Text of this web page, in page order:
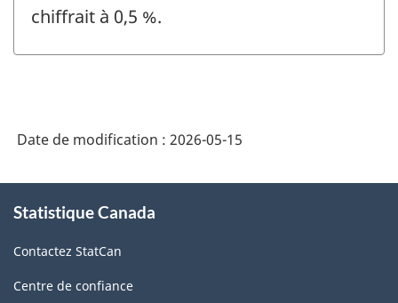
chiffrait à 0,5 %.
Date de modification : 2026-05-15
propos
ce
site
Statistique Canada
Contactez StatCan
Centre de confiance